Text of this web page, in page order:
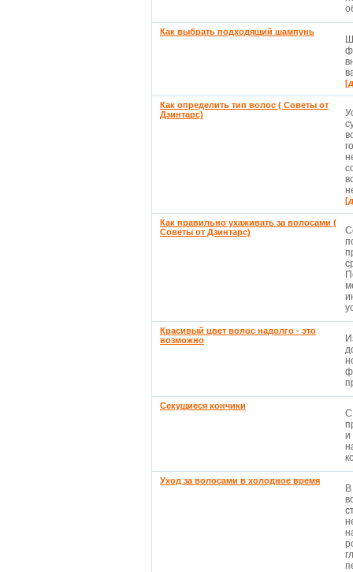
Как выбрать подходящий шампунь
Как определить тип волос ( Советы от
Дзинтарс)
Как правильно ухаживать за волосами (
Советы от Дзинтарс)
Красивый цвет волос надолго - это
возможно
Секущиеся кончики
С
и
Уход за волосами в холодное время